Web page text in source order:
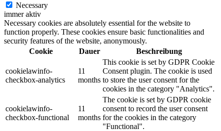
Necessary
immer aktiv
Necessary cookies are absolutely essential for the website to
function properly. These cookies ensure basic functionalities and
security features of the website, anonymously.
Cookie
Dauer Beschreibung
cookielawinfo-
checkbox-analytics
11
months
This cookie is set by GDPR Cookie
Consent plugin. The cookie is used
to store the user consent for the
cookies in the category "Analytics".
cookielawinfo-
checkbox-functional
11
months
The cookie is set by GDPR cookie
consent to record the user consent
for the cookies in the category
"Functional".